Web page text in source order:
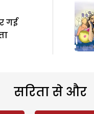
गई
सरिता से और